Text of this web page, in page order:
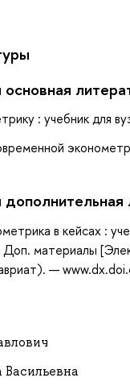
: учебник для
в кейсах
материалы
—